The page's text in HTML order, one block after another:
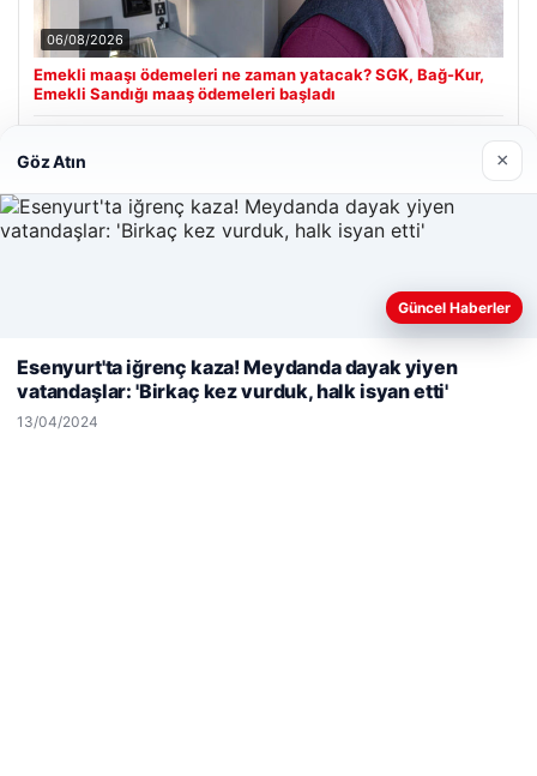
06/08/2026
Emekli maaşı ödemeleri ne zaman yatacak? SGK, Bağ-Kur,
Emekli Sandığı maaş ödemeleri başladı
Son Eklenen Firmalar
Enes Kaplan Avukatlık Bürosu
Web sitemizi nasıl kullandığınızı daha iyi anlayabilmek,
kullanıyoruz.Çerez Politikamız
Reddet Kabul Et
Göz Atın ×
Güncel Haberler
Esenyurt'ta iğrenç kaza! Meydanda dayak yiyen
vatandaşlar: 'Birkaç kez vurduk, halk isyan etti'
13/04/2024